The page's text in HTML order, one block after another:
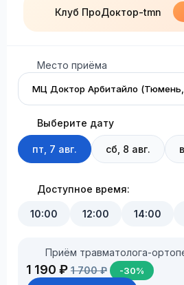
Клуб ПроДоктор-tmn
Место приёма
Выберите дату
пт, 7 авг. сб, 8 авг.
Доступное время:
10:00 12:00 14:00
Приём травматолога-
1 190 ₽ 1 700 ₽ -30%